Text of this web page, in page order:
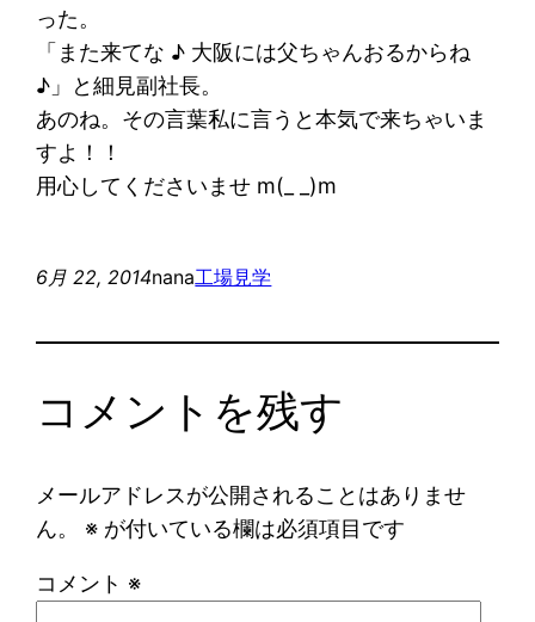
った。
「また来てな ♪ 大阪には父ちゃんおるからね
♪」と細見副社長。
あのね。その言葉私に言うと本気で来ちゃいま
すよ！！
用心してくださいませ m(_ _)m
6月 22, 2014nana工場見学
コメントを残す
メールアドレスが公開されることはありませ
ん。
※ が付いている欄は必須項目です
コメント ※